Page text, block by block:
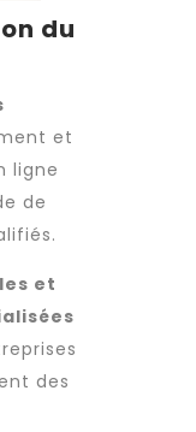
du
et
ligne
de
et
des